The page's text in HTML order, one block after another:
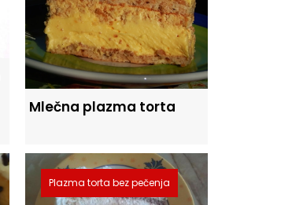
Mlečna plazma torta
Plazma torta bez pečenja